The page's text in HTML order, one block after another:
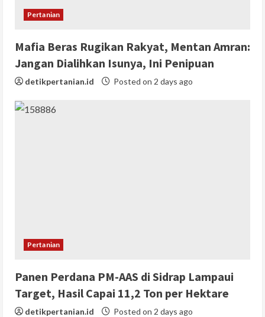
Pertanian
Mafia Beras Rugikan Rakyat, Mentan Amran:
Jangan Dialihkan Isunya, Ini Penipuan
detikpertanian.id Posted on 2 days ago
Pertanian
Panen Perdana PM-AAS di Sidrap Lampaui
Target, Hasil Capai 11,2 Ton per Hektare
detikpertanian.id Posted on 2 days ago